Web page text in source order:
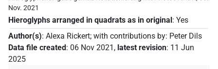
Nov. 2021
Hieroglyphs arranged in quadrats as in original : Yes
Author(s): Alexa Rickert; with contributions by: Peter Dils
Data file created: 06 Nov 2021 , latest revision: 11 Jun
2025